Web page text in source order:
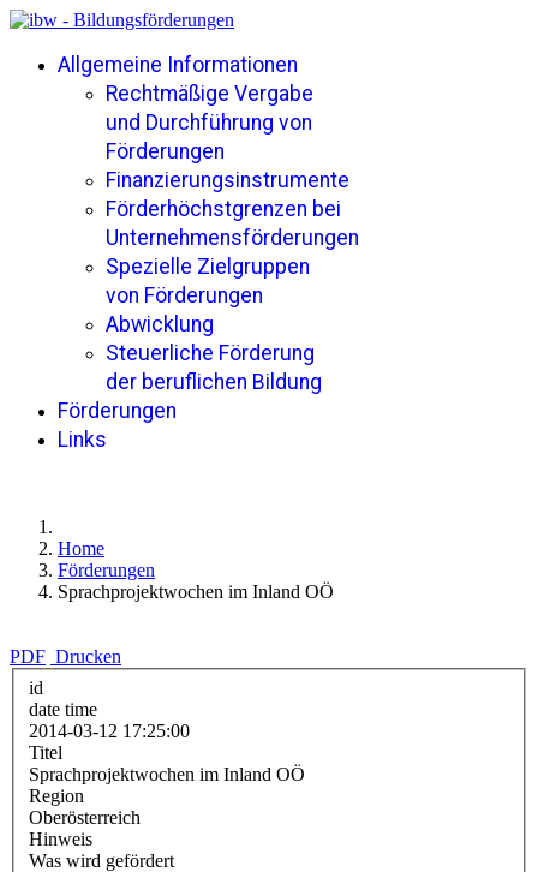
Allgemeine Informationen
Rechtmäßige Vergabe
und Durchführung von
Förderungen
Finanzierungsinstrumente
Förderhöchstgrenzen bei
Unternehmensförderungen
Spezielle Zielgruppen
von Förderungen
Abwicklung
Steuerliche Förderung
der beruflichen Bildung
Förderungen
Links
Home
Förderungen
Sprachprojektwochen im Inland OÖ
PDF Drucken
id
date time
2014-03-12 17:25:00
Titel
Sprachprojektwochen im Inland OÖ
Region
Oberösterreich
Hinweis
Was wird gefördert